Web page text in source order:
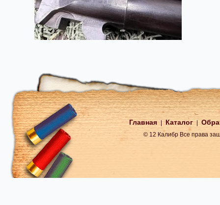
Главная Каталог
© 12 Калибр Все права